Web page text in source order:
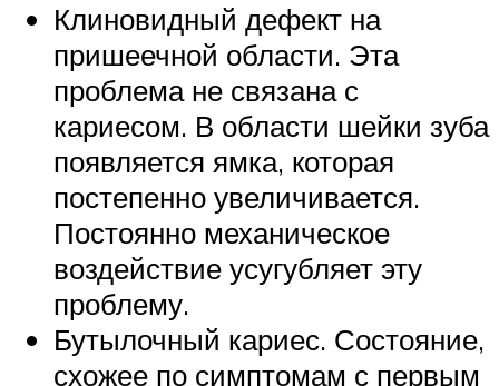
Клиновидный дефект на
пришеечной области. Эта
проблема не связана с
кариесом. В области шейки зуба
появляется ямка, которая
постепенно увеличивается.
Постоянно механическое
воздействие усугубляет эту
проблему.
Бутылочный кариес. Состояние,
схожее по симптомам с первым